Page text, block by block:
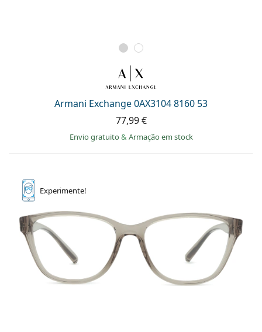
Armani Exchange 0AX3104 8160 53
77,99 €
Envio gratuito& Armação em stock
Experimente!